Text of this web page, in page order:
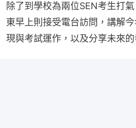
除了到學校為兩位SEN考生打
東早上則接受電台訪問，講解
現與考試運作，以及分享未來的